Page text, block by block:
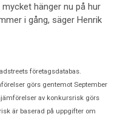
hänger nu på hur
i gång, säger Henrik
företagsdatabas.
görs gentemot September
av konkursrisk görs
är baserad på uppgifter om